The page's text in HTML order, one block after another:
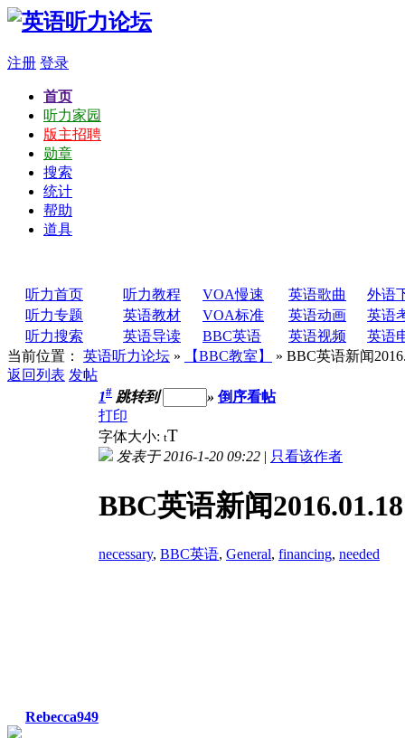
注册 登录
首页
听力家园
版主招聘
勋章
搜索
统计
帮助
道具
听力首页 听力教程 VOA慢速 英语歌曲
外语
听力专题
英语教材 VOA标准 英语动画
英语
听力搜索
英语导读 BBC英语 英语视频
英语
当前位置： 英语听力论坛 » 【BBC教室】
» BBC英语新闻
返回列表 发帖
Rebecca949
1# 跳转到 » 倒序看帖
打印
字体大小: tT
发表于 2016-1-20 09:22 | 只看该作者
BBC英语新闻2016.01.18
necessary, BBC英语, General, financing, needed